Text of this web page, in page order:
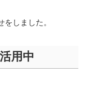
しました。
用中